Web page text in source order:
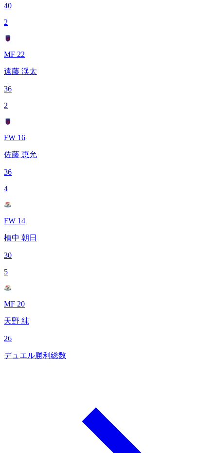
40
2
MF 22
遠藤 渓太
36
2
FW 16
佐藤 恵允
36
4
FW 14
植中 朝日
30
5
MF 20
天野 純
26
デュエル勝利総数